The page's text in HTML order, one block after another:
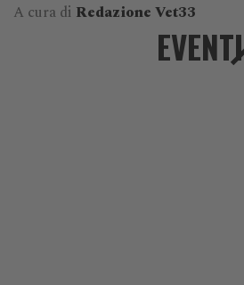
A cura di Redazione Vet33
EVENTI